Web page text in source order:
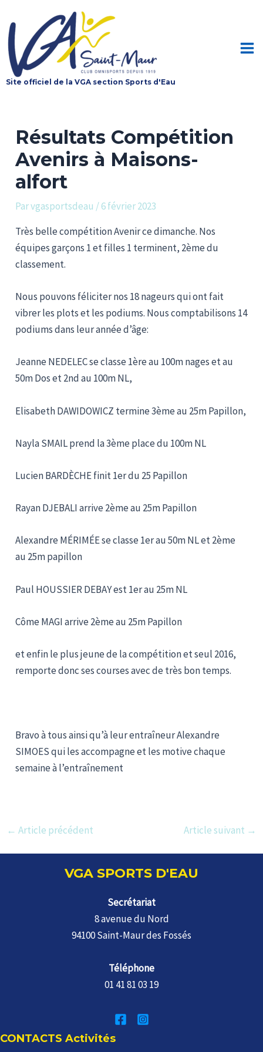
au
contenu
Site officiel de la VGA section Sports d'Eau
Résultats Compétition
Avenirs à Maisons-
alfort
Parvgasportsdeau /6 février 2023
Très belle compétition Avenir ce dimanche. Nos
équipes garçons 1 et filles 1 terminent, 2ème du
classement.
Nous pouvons féliciter nos 18 nageurs qui ont fait
vibrer les plots et les podiums. Nous comptabilisons 14
podiums dans leur année d’âge:
Jeanne NEDELEC se classe 1ère au 100m nages et au
50m Dos et 2nd au 100m NL,
Elisabeth DAWIDOWICZ termine 3ème au 25m Papillon,
Nayla SMAIL prend la 3ème place du 100m NL
Lucien BARDÈCHE finit 1er du 25 Papillon
Rayan DJEBALI arrive 2ème au 25m Papillon
Alexandre MÉRIMÉE se classe 1er au 50m NL et 2ème
au 25m papillon
Paul HOUSSIER DEBAY est 1er au 25m NL
Côme MAGI arrive 2ème au 25m Papillon
et enfin le plus jeune de la compétition et seul 2016,
remporte donc ses courses avec de très bon temps.
Bravo à tous ainsi qu’à leur entraîneur Alexandre
SIMOES qui les accompagne et les motive chaque
semaine à l’entraînement
Navigation
← Article précédent Article suivant →
VGA SPORTS D'EAU
Secrétariat
8 avenue du Nord
94100 Saint-Maur des Fossés
Téléphone
01 41 81 03 19
CONTACTS Activités